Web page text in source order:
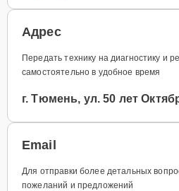
Адрес
Передать технику на диагностику и
самостоятельно в удобное время
г. Тюмень, ул. 50 лет
Email
Для отправки более детальных
пожеланий и предложений